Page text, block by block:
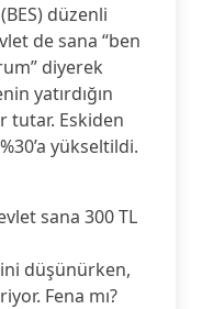
düzenli
de sana “ben
diyerek
yatırdığın
tutar. Eskiden
yükseltildi.
sana 300 TL
düşünürken,
Fena mı?